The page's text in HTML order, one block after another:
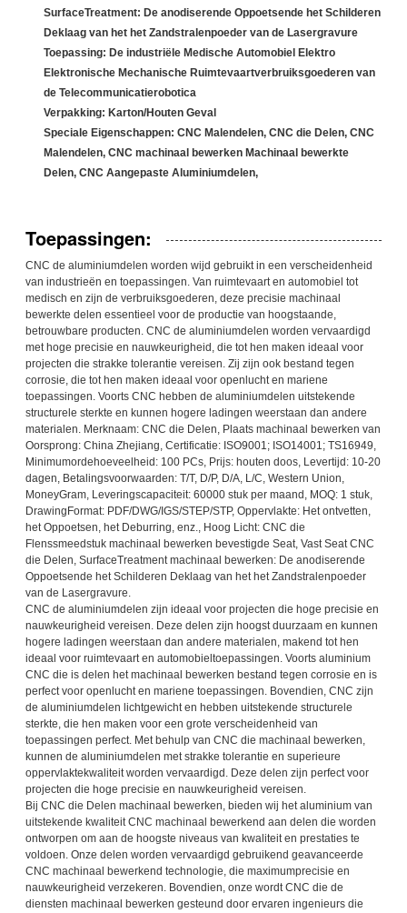
SurfaceTreatment: De anodiserende Oppoetsende het Schilderen
Deklaag van het het Zandstralenpoeder van de Lasergravure
Toepassing: De industriële Medische Automobiel Elektro
Elektronische Mechanische Ruimtevaartverbruiksgoederen van
de Telecommunicatierobotica
Verpakking: Karton/Houten Geval
Speciale Eigenschappen: CNC Malendelen, CNC die Delen, CNC
Malendelen, CNC machinaal bewerken Machinaal bewerkte
Delen, CNC Aangepaste Aluminiumdelen,
Toepassingen:
CNC de aluminiumdelen worden wijd gebruikt in een verscheidenheid
van industrieën en toepassingen. Van ruimtevaart en automobiel tot
medisch en zijn de verbruiksgoederen, deze precisie machinaal
bewerkte delen essentieel voor de productie van hoogstaande,
betrouwbare producten. CNC de aluminiumdelen worden vervaardigd
met hoge precisie en nauwkeurigheid, die tot hen maken ideaal voor
projecten die strakke tolerantie vereisen. Zij zijn ook bestand tegen
corrosie, die tot hen maken ideaal voor openlucht en mariene
toepassingen. Voorts CNC hebben de aluminiumdelen uitstekende
structurele sterkte en kunnen hogere ladingen weerstaan dan andere
materialen. Merknaam: CNC die Delen, Plaats machinaal bewerken van
Oorsprong: China Zhejiang, Certificatie: ISO9001; ISO14001; TS16949,
Minimumordehoeveelheid: 100 PCs, Prijs: houten doos, Levertijd: 10-20
dagen, Betalingsvoorwaarden: T/T, D/P, D/A, L/C, Western Union,
MoneyGram, Leveringscapaciteit: 60000 stuk per maand, MOQ: 1 stuk,
DrawingFormat: PDF/DWG/IGS/STEP/STP, Oppervlakte: Het ontvetten,
het Oppoetsen, het Deburring, enz., Hoog Licht: CNC die
Flenssmeedstuk machinaal bewerken bevestigde Seat, Vast Seat CNC
die Delen, SurfaceTreatment machinaal bewerken: De anodiserende
Oppoetsende het Schilderen Deklaag van het het Zandstralenpoeder
van de Lasergravure.
CNC de aluminiumdelen zijn ideaal voor projecten die hoge precisie en
nauwkeurigheid vereisen. Deze delen zijn hoogst duurzaam en kunnen
hogere ladingen weerstaan dan andere materialen, makend tot hen
ideaal voor ruimtevaart en automobieltoepassingen. Voorts aluminium
CNC die is delen het machinaal bewerken bestand tegen corrosie en is
perfect voor openlucht en mariene toepassingen. Bovendien, CNC zijn
de aluminiumdelen lichtgewicht en hebben uitstekende structurele
sterkte, die hen maken voor een grote verscheidenheid van
toepassingen perfect. Met behulp van CNC die machinaal bewerken,
kunnen de aluminiumdelen met strakke tolerantie en superieure
oppervlaktekwaliteit worden vervaardigd. Deze delen zijn perfect voor
projecten die hoge precisie en nauwkeurigheid vereisen.
Bij CNC die Delen machinaal bewerken, bieden wij het aluminium van
uitstekende kwaliteit CNC machinaal bewerkend aan delen die worden
ontworpen om aan de hoogste niveaus van kwaliteit en prestaties te
voldoen. Onze delen worden vervaardigd gebruikend geavanceerde
CNC machinaal bewerkend technologie, die maximumprecisie en
nauwkeurigheid verzekeren. Bovendien, onze wordt CNC die de
diensten machinaal bewerken gesteund door ervaren ingenieurs die